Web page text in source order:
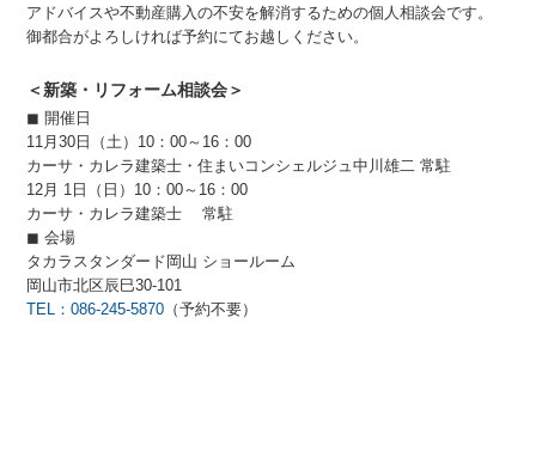
アドバイスや不動産購入の不安を解消するための個人相談会です。
御都合がよろしければ予約にてお越しください。
＜新築・リフォーム相談会＞
◼︎ 開催日
11月30日（土）10：00～16：00
カーサ・カレラ建築士・住まいコンシェルジュ中川雄二 常駐
12月 1日（日）10：00～16：00
カーサ・カレラ建築士 常駐
◼︎ 会場
タカラスタンダード岡山 ショールーム
岡山市北区辰巳30-101
TEL：086-245-5870 （予約不要）